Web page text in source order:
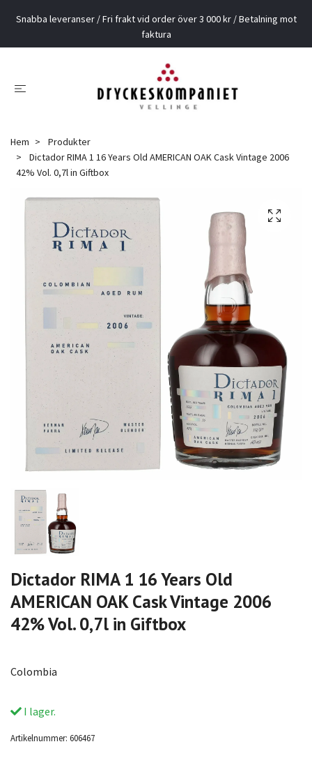
Snabba leveranser / Fri frakt vid order över 3 000 kr / Betalning mot
faktura
Hem
Produkter
Dictador RIMA 1 16 Years Old AMERICAN OAK Cask Vintage 2006
42% Vol. 0,7l in Giftbox
Dictador RIMA 1 16 Years Old
AMERICAN OAK Cask Vintage 2006
42% Vol. 0,7l in Giftbox
Colombia
I lager.
Artikelnummer: 606467